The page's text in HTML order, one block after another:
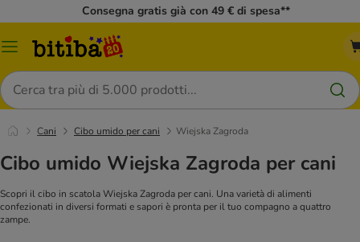
Consegna gratis già con 49 € di spesa**
Overview
Cerca
Cani Cibo umido per cani Wiejska Zagroda
Cibo umido Wiejska Zagroda per cani
Scopri il cibo in scatola Wiejska Zagroda per cani. Una varietà di alimenti
confezionati in diversi formati e sapori è pronta per il tuo compagno a quattro
zampe.